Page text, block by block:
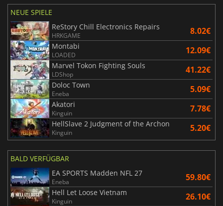
NEUE SPIELE
ReStory Chill Electronics Repairs
HRKGAME 8.02€
Montabi
LOADED 12.09€
Marvel Tokon Fighting Souls
LDShop 41.22€
Doloc Town
Eneba 5.09€
Akatori
Kinguin 7.78€
HellSlave 2 Judgment of the Archon
Kinguin 5.20€
BALD VERFÜGBAR
EA SPORTS Madden NFL 27
Eneba 59.80€
Hell Let Loose Vietnam
Kinguin 26.10€